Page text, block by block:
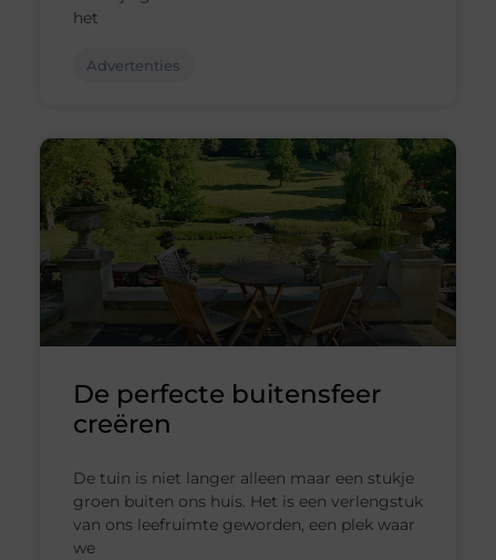
het
Advertenties
De perfecte buitensfeer
creëren
De tuin is niet langer alleen maar een stukje
groen buiten ons huis. Het is een verlengstuk
van ons leefruimte geworden, een plek waar
we